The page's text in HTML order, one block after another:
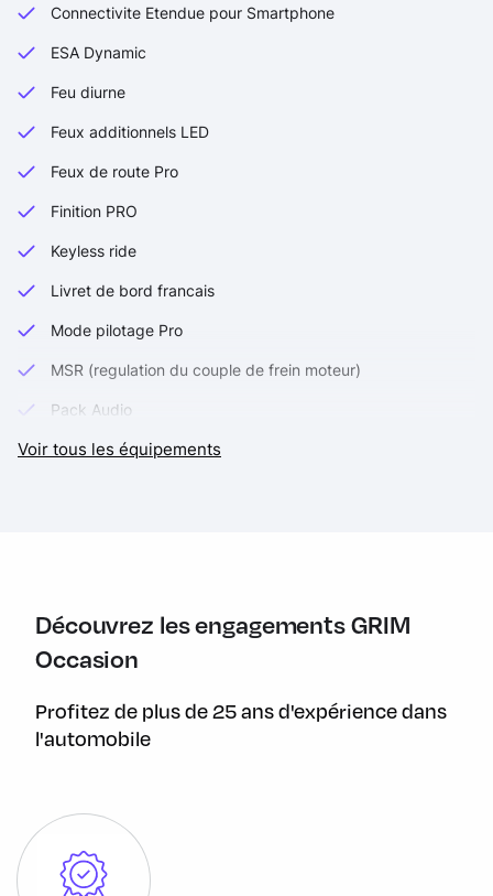
Connectivite Etendue pour Smartphone
ESA Dynamic
Feu diurne
Feux additionnels LED
Feux de route Pro
Finition PRO
Keyless ride
Livret de bord francais
Mode pilotage Pro
MSR (regulation du couple de frein moteur)
Pack Audio
Pack Confort
RDC (capteur de pression des pneus)
Silencieux design
Voir tous les équipements
Découvrez les engagements GRIM
Occasion
Profitez de plus de 25 ans d'expérience dans
l'automobile